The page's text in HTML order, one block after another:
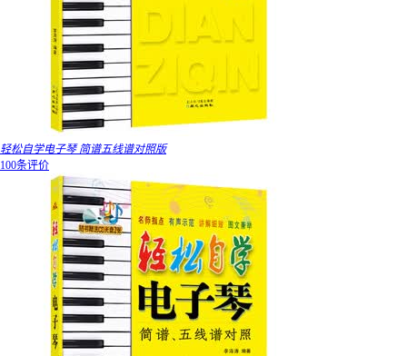
轻松自学电子琴 简谱五线谱对照版
100条评价